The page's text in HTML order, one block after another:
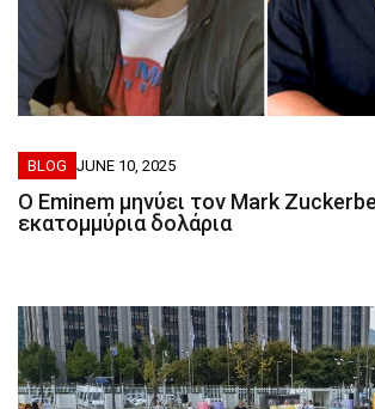
BLOG JUNE 10, 2025
Ο Eminem μηνύει τον Mark
εκατομμύρια δολάρια